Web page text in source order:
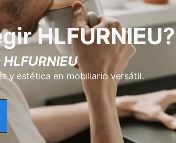
HLFURNIEU?
y estética en mobiliario versátil.